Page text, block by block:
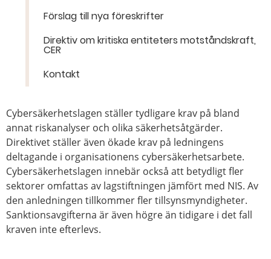
Förslag till nya föreskrifter
Direktiv om kritiska entiteters motståndskraft,
CER
Kontakt
Cybersäkerhetslagen ställer tydligare krav på bland
annat riskanalyser och olika säkerhetsåtgärder.
Direktivet ställer även ökade krav på ledningens
deltagande i organisationens cybersäkerhetsarbete.
Cybersäkerhetslagen innebär också att betydligt fler
sektorer omfattas av lagstiftningen jämfört med NIS. Av
den anledningen tillkommer fler tillsynsmyndigheter.
Sanktionsavgifterna är även högre än tidigare i det fall
kraven inte efterlevs.